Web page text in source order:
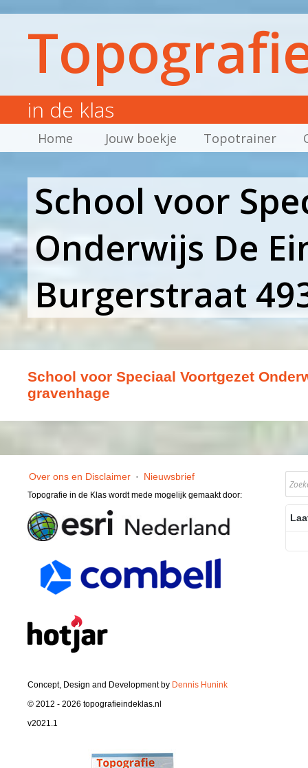
in de klas
Home Jouw boekje Topotrainer
School voor
Onderwijs De
Burgerstraat
School voor Speciaal Voortgezet
gravenhage
Over ons en Disclaimer · Nieuwsbrief
Topografie in de Klas wordt mede mogelijk gemaakt door:
Concept, Design and Development by Dennis Hunink
© 2012 - 2026 topografieindeklas.nl
v2021.1